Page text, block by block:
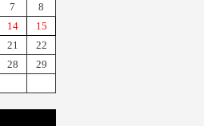
7
8
14
15
21
22
28
29